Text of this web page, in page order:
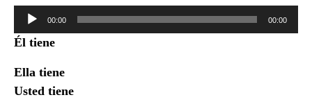
Reproductor
audio
00:00 00:00
Él tiene
Ella tiene
Usted tiene